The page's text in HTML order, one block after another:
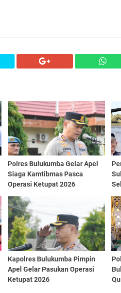
Polres Bulukumba Gelar Apel
Siaga Kamtibmas Pasca
Operasi Ketupat 2026
Kapolres Bulukumba Pimpin
Apel Gelar Pasukan Operasi
Ketupat 2026